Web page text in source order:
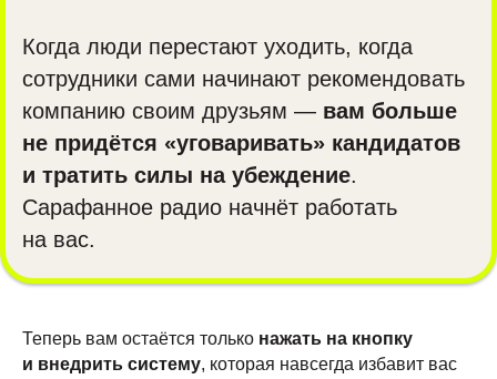
Когда люди перестают уходить, когда
сотрудники сами начинают рекомендовать
компанию своим друзьям — вам больше
не придётся «уговаривать» кандидатов
и тратить силы на убеждение.
Сарафанное радио начнёт работать
на вас.
Теперь вам остаётся только нажать на кнопку
и внедрить систему, которая навсегда избавит вас